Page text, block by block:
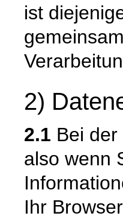
ist
2)
2.1 Bei
also wenn
Ihr